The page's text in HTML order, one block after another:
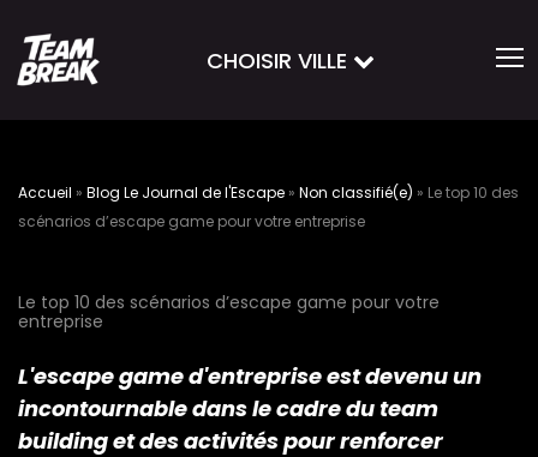
CHOISIR VILLE
Accueil » Blog Le Journal de l'Escape » Non classifié(e) » Le top 10 des
scénarios d’escape game pour votre entreprise
Le top 10 des scénarios d’escape game pour votre
entreprise
L'escape game d'entreprise est devenu un
incontournable dans le cadre du team
building et des activités pour renforcer